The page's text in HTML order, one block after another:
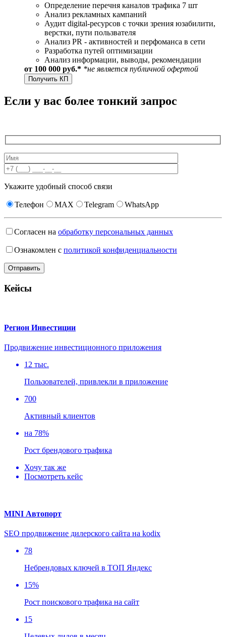
Определение перечня каналов трафика 7 шт
Анализ рекламных кампаний
Аудит digital-ресурсов с точки зрения юзабилити,
верстки, пути пользвателя
Анализ PR - активностей и перфоманса в сети
Разработка путей оптимизации
Анализ информации, выводы, рекомендации
от 100 000 руб.* *не является публичной офертой
Получить КП
Если у вас более тонкий запрос
Укажите удобный способ связи
Телефон MAX Telegram WhatsApp
Согласен на обработку персональных данных
Ознакомлен с политикой конфиденциальности
Кейсы
Регион Инвестиции
Продвижение инвестиционного приложения
12 тыс.
Пользователей, привлекли в приложение
700
Активный клиентов
на 78%
Рост брендового трафика
Хочу так же
Посмотреть кейс
MINI Автопорт
SEO продвижение дилерского сайта на kodix
78
Небрендовых ключей в ТОП Яндекс
15%
Рост поискового трафика на сайт
15